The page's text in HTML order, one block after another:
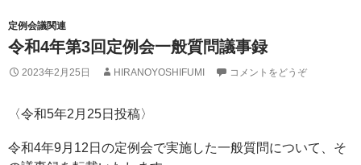
定例会議関連
令和4年第3回定例会一般質問議事録
2023年2月25日 HIRANOYOSHIFUMI コメントをどうぞ
〈令和5年2月25日投稿〉
令和4年9月12日の定例会で実施した一般質問について、そ